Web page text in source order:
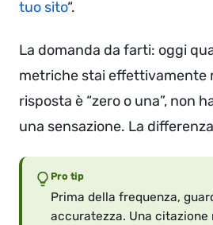
tuo sito“.
La domanda da farti: oggi
metriche stai effettivamente
risposta è “zero o una”, non
una sensazione. La
Pro tip
Prima della frequenza,
accuratezza. Una citazione